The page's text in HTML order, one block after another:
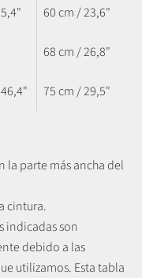
60 cm / 23,6"
68 cm / 26,8"
75 cm / 29,5"
la parte más ancha del
cintura.
indicadas son
debido a las
utilizamos. Esta tabla